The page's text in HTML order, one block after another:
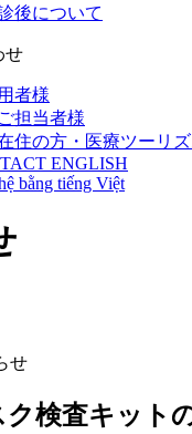
後について
せ
者様
担当者様
住の方・医療ツーリ
ENGLISH
bằng tiếng Việt
せ
検査キット